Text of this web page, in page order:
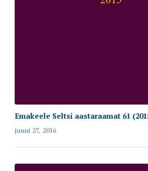
Emakeele Seltsi aastaraamat 61
juuni 27, 2016